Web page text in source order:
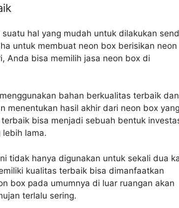
hal yang mudah untuk dilakukan
untuk membuat neon box berisikan neon
Anda bisa memilih jasa neon box di
bahan berkualitas terbaik dan
menentukan hasil akhir dari neon box yang
bisa menjadi sebuah bentuk
lama.
tidak hanya digunakan untuk sekali dua
kualitas terbaik bisa dimanfaatkan
box pada umumnya di luar ruangan akan
terlalu sering.